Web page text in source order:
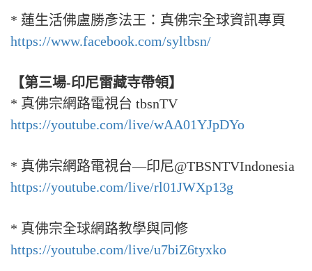
* 蓮生活佛盧勝彥法王：真佛宗全球資訊專頁
https://www.facebook.com/syltbsn/
【第三場-印尼雷藏寺帶領】
* 真佛宗網路電視台 tbsnTV
https://youtube.com/live/wAA01YJpDYo
* 真佛宗網路電視台—印尼@TBSNTVIndonesia
https://youtube.com/live/rl01JWXp13g
* 真佛宗全球網路教學與同修
https://youtube.com/live/u7biZ6tyxko